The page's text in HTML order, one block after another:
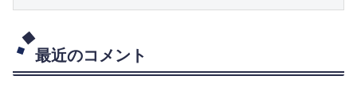
最近のコメント